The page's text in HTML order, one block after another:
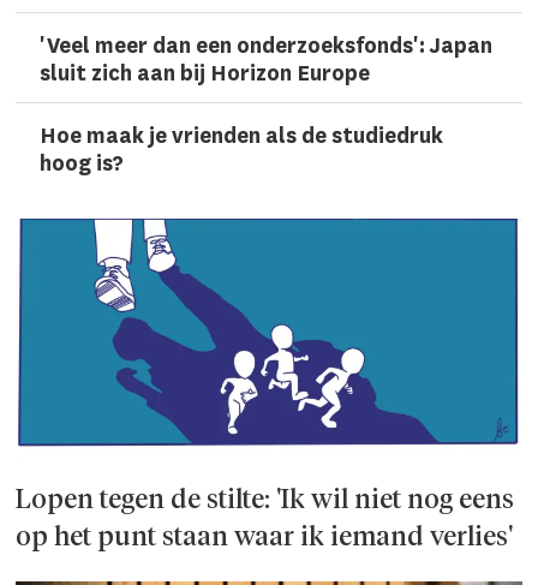
'Veel meer dan een onderzoeks­fonds': Japan
sluit zich aan bij Horizon Europe
Hoe maak je vrienden als de studiedruk
hoog is?
Lopen tegen de stilte: 'Ik wil niet nog eens
op het punt staan waar ik iemand verlies'